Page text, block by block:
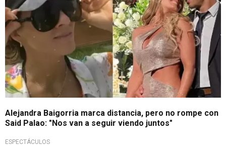
Alejandra Baigorria marca distancia, pero no rompe con
Said Palao: "Nos van a seguir viendo juntos"
ESPECTÁCULOS